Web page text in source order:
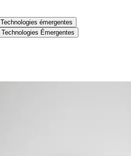
Technologies émergentes
Technologies Émergentes